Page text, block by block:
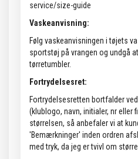
service/size-guide
Vaskeanvisning:
Følg vaskeanvisningen i tøjets
sportstøj på vrangen og undgå
tørretumbler.
Fortrydelsesret:
Fortrydelsesretten bortfalder
(klublogo, navn, initialer, nr eller
størrelsen, så anbefaler vi at
'Bemærkninger' inden ordren
med tryk, da jeg er tvivl om